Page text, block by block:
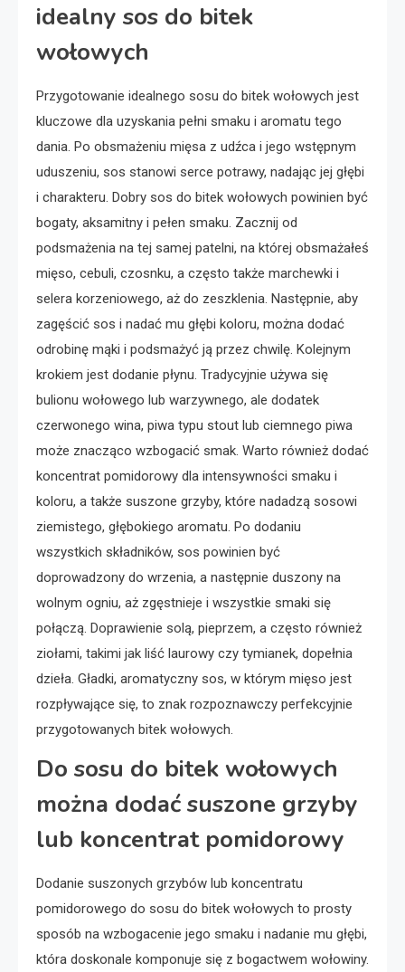
idealny sos do bitek
wołowych
Przygotowanie idealnego sosu do bitek wołowych jest
kluczowe dla uzyskania pełni smaku i aromatu tego
dania. Po obsmażeniu mięsa z udźca i jego wstępnym
uduszeniu, sos stanowi serce potrawy, nadając jej głębi
i charakteru. Dobry sos do bitek wołowych powinien być
bogaty, aksamitny i pełen smaku. Zacznij od
podsmażenia na tej samej patelni, na której obsmażałeś
mięso, cebuli, czosnku, a często także marchewki i
selera korzeniowego, aż do zeszklenia. Następnie, aby
zagęścić sos i nadać mu głębi koloru, można dodać
odrobinę mąki i podsmażyć ją przez chwilę. Kolejnym
krokiem jest dodanie płynu. Tradycyjnie używa się
bulionu wołowego lub warzywnego, ale dodatek
czerwonego wina, piwa typu stout lub ciemnego piwa
może znacząco wzbogacić smak. Warto również dodać
koncentrat pomidorowy dla intensywności smaku i
koloru, a także suszone grzyby, które nadadzą sosowi
ziemistego, głębokiego aromatu. Po dodaniu
wszystkich składników, sos powinien być
doprowadzony do wrzenia, a następnie duszony na
wolnym ogniu, aż zgęstnieje i wszystkie smaki się
połączą. Doprawienie solą, pieprzem, a często również
ziołami, takimi jak liść laurowy czy tymianek, dopełnia
dzieła. Gładki, aromatyczny sos, w którym mięso jest
rozpływające się, to znak rozpoznawczy perfekcyjnie
przygotowanych bitek wołowych.
Do sosu do bitek wołowych
można dodać suszone grzyby
lub koncentrat pomidorowy
Dodanie suszonych grzybów lub koncentratu
pomidorowego do sosu do bitek wołowych to prosty
sposób na wzbogacenie jego smaku i nadanie mu głębi,
która doskonale komponuje się z bogactwem wołowiny.